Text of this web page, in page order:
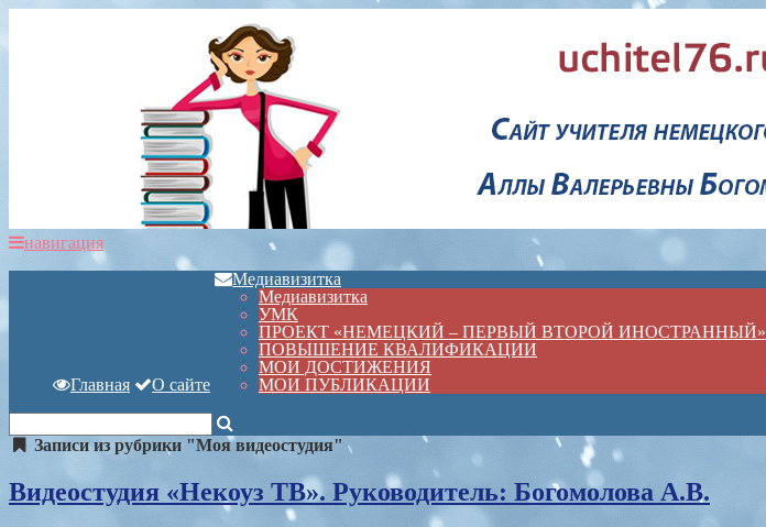
навигация
Главная О сайте
Медиавизитка
Медиавизитка
УМК
ПРОЕКТ «НЕМЕЦКИЙ – ПЕРВЫЙ ВТОРОЙ ИНОСТРАННЫЙ»
ПОВЫШЕНИЕ КВАЛИФИКАЦИИ
МОИ ДОСТИЖЕНИЯ
МОИ ПУБЛИКАЦИИ
Записи из рубрики "Моя видеостудия"
Видеостудия «Некоуз ТВ». Руководитель: Богомолова А.В.